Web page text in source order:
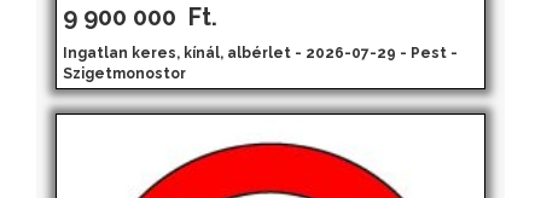
9 900 000 Ft.
Ingatlan keres, kínál, albérlet - 2026-07-29 - Pest -
Szigetmonostor